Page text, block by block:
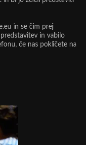
in se čim prej
in vabilo
če nas pokličete na